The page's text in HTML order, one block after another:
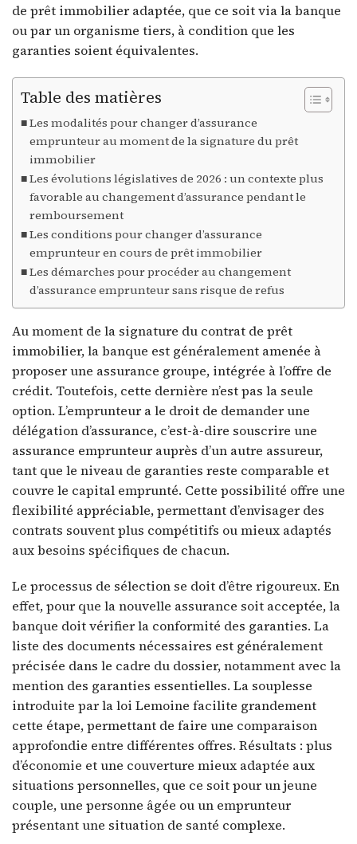
de prêt immobilier adaptée, que ce soit via la banque
ou par un organisme tiers, à condition que les
garanties soient équivalentes.
Table des matières
Les modalités pour changer d’assurance
emprunteur au moment de la signature du prêt
immobilier
Les évolutions législatives de 2026 : un contexte plus
favorable au changement d’assurance pendant le
remboursement
Les conditions pour changer d’assurance
emprunteur en cours de prêt immobilier
Les démarches pour procéder au changement
d’assurance emprunteur sans risque de refus
Au moment de la signature du contrat de prêt
immobilier, la banque est généralement amenée à
proposer une assurance groupe, intégrée à l’offre de
crédit. Toutefois, cette dernière n’est pas la seule
option. L’emprunteur a le droit de demander une
délégation d’assurance, c’est-à-dire souscrire une
assurance emprunteur auprès d’un autre assureur,
tant que le niveau de garanties reste comparable et
couvre le capital emprunté. Cette possibilité offre une
flexibilité appréciable, permettant d’envisager des
contrats souvent plus compétitifs ou mieux adaptés
aux besoins spécifiques de chacun.
Le processus de sélection se doit d’être rigoureux. En
effet, pour que la nouvelle assurance soit acceptée, la
banque doit vérifier la conformité des garanties. La
liste des documents nécessaires est généralement
précisée dans le cadre du dossier, notamment avec la
mention des garanties essentielles. La souplesse
introduite par la loi Lemoine facilite grandement
cette étape, permettant de faire une comparaison
approfondie entre différentes offres. Résultats : plus
d’économie et une couverture mieux adaptée aux
situations personnelles, que ce soit pour un jeune
couple, une personne âgée ou un emprunteur
présentant une situation de santé complexe.